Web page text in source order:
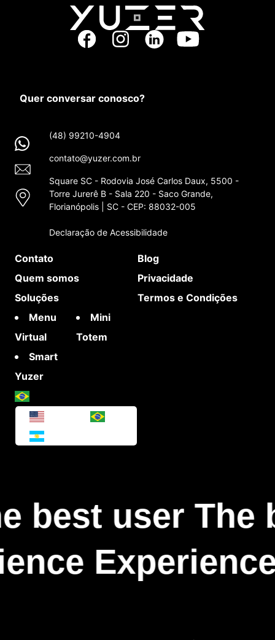
Quer conversar conosco?
(48) 99210-4904
contato@yuzer.com.br
Square SC - Rodovia José Carlos Daux, 5500 -
Torre Jurerê B - Sala 220 - Saco Grande,
Florianópolis | SC - CEP: 88032-005
Declaração de Acessibilidade
Contato
Blog
Quem somos
Privacidade
Soluções
Menu
Virtual
Mini
Totem
Smart
Yuzer
Termos e Condições
best user The